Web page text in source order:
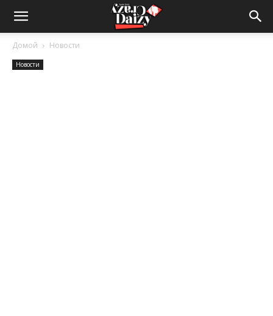
Crazy-
Daizy
Домой Новости
Новости